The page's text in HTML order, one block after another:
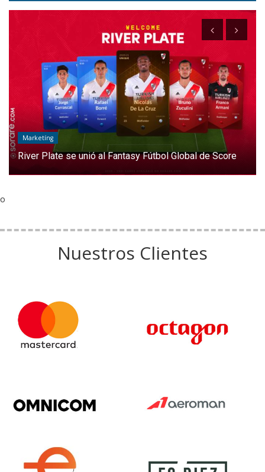
Marketíng
River Plate se unió al Fantasy Fútbol Global de Score
o
Nuestros Clientes